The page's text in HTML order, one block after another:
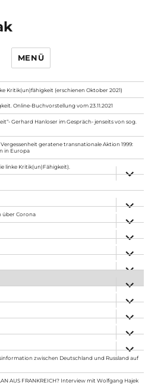
MENÜ
Kritik(un)fähigkeit (erschienen Oktober 2021)
Online-Buchvorstellung vom 23.11.2021
Gerhard Hanloser im Gespräch- jenseits von sog.
geratene transnationale Aktion 1999:
in Europa
linke Kritik(un)Fähigkeit).
anzeigen
anzeigen
über Corona
anzeigen
anzeigen
anzeigen
anzeigen
anzeigen
anzeigen
anzeigen
anzeigen
zwischen Deutschland und Russland auf
AUS FRANKREICH? Interview mit Wolfgang Hajek